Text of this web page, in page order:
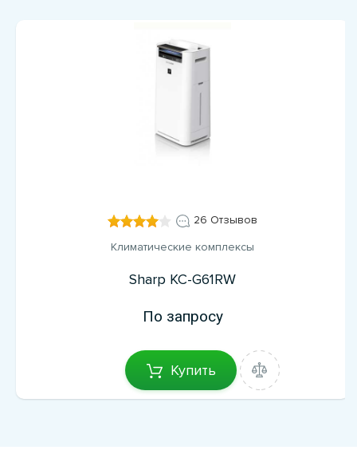
26 Отзывов
Климатические комплексы
Sharp KC-G61RW
По запросу
Купить